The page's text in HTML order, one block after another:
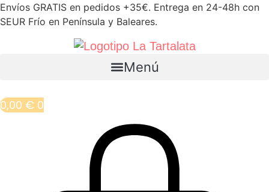
Ir
al
Envíos GRATIS en pedidos +35€. Entrega en 24-48h con
SEUR Frío en Península y Baleares.
Menú
0,00 € 0